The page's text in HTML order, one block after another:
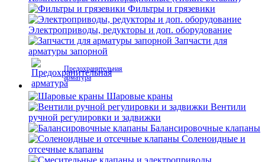
Фильтры и грязевики
Электроприводы, редукторы и доп. оборудование
Запчасти для
арматуры запорной
Предохранительная
арматура
Шаровые краны
Вентили
ручной регулировки и задвижки
Балансировочные клапаны
Соленоидные и
отсечные клапаны